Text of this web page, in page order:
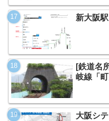
新大阪
[鉄道名
岐線「町
大阪シ